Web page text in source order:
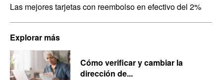
Las mejores tarjetas con reembolso en efectivo del 2%
Explorar más
Cómo verificar y cambiar la
dirección de...